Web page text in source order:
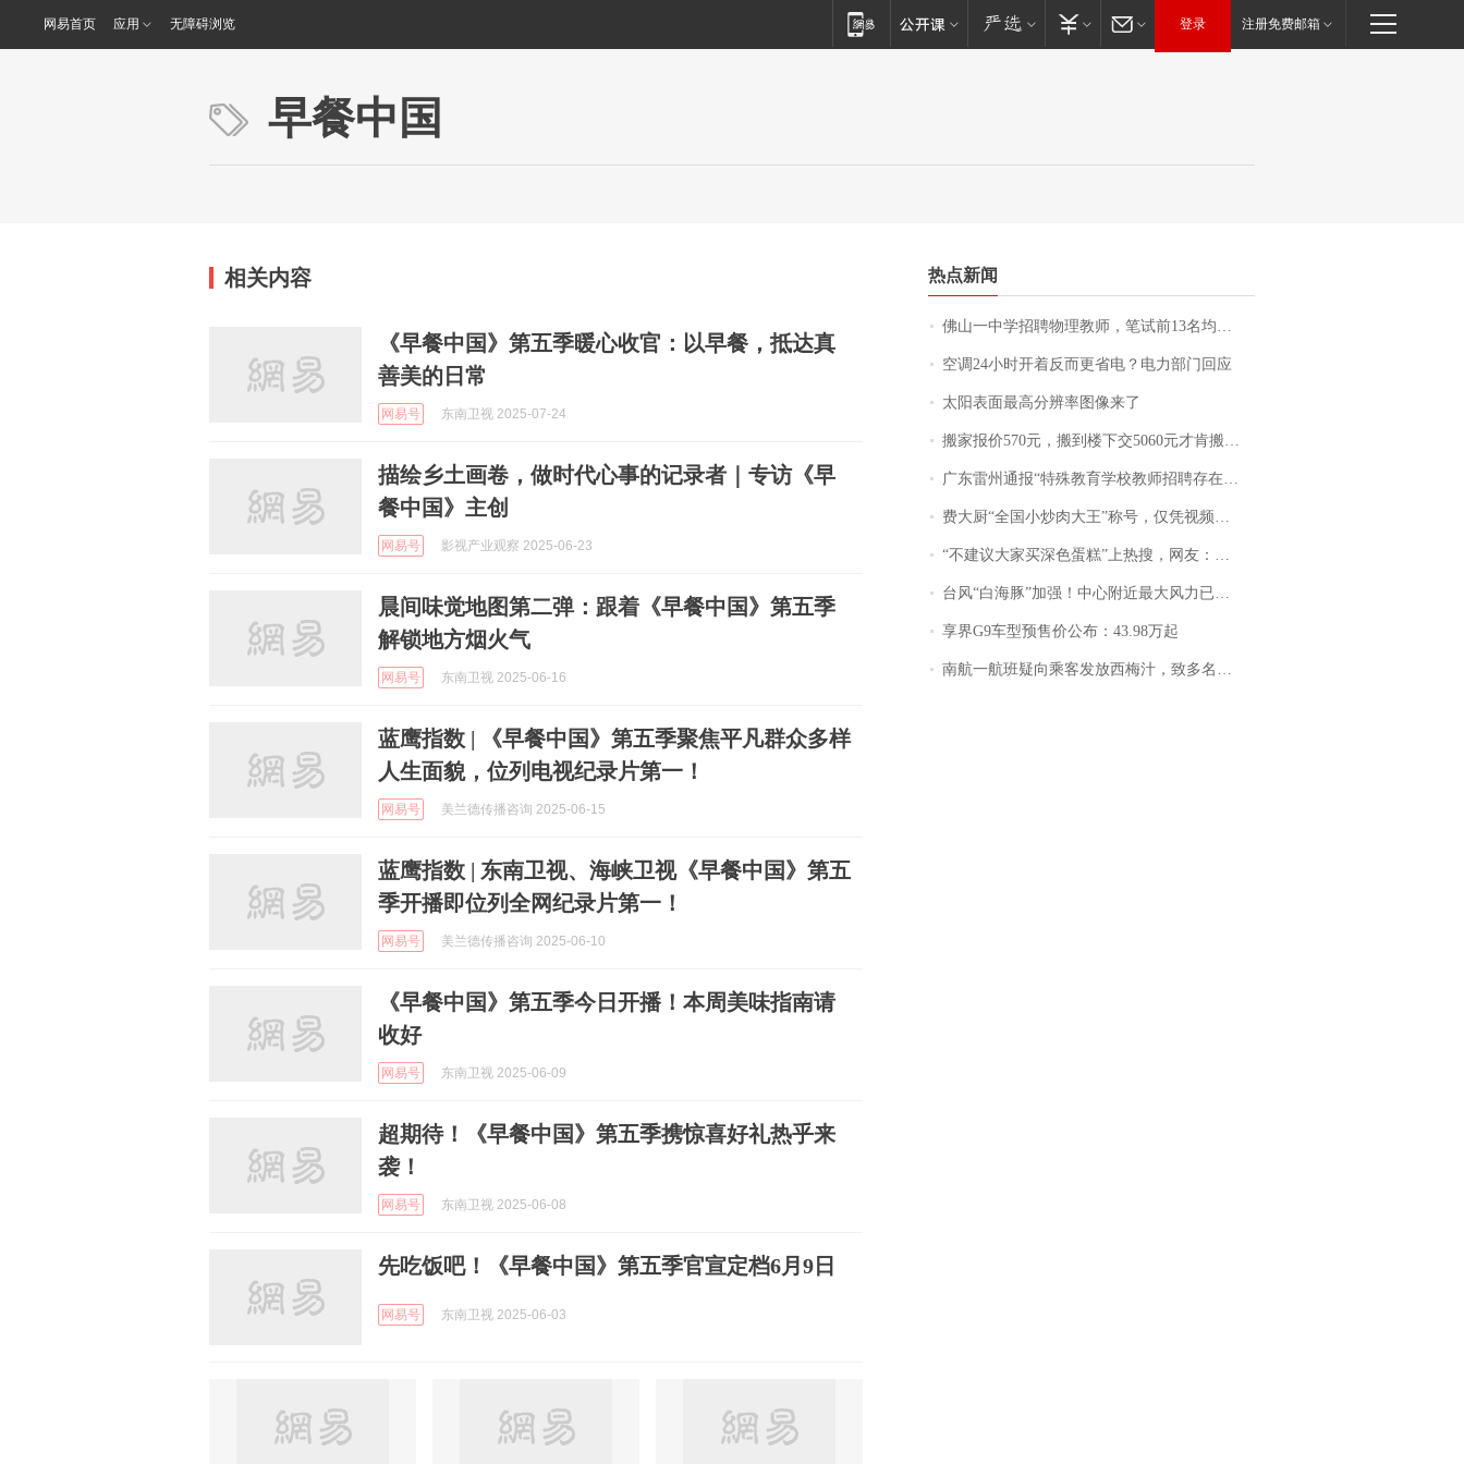
网易首页 应用 无障碍浏览 登录 注册免费邮箱
早餐中国
相关内容
《早餐中国》第五季暖心收官：以早餐，抵达真
善美的日常
网易号 东南卫视 2025-07-24
描绘乡土画卷，做时代心事的记录者｜专访《早
餐中国》主创
网易号 影视产业观察 2025-06-23
晨间味觉地图第二弹：跟着《早餐中国》第五季
解锁地方烟火气
网易号 东南卫视 2025-06-16
蓝鹰指数 | 《早餐中国》第五季聚焦平凡群众多样
人生面貌，位列电视纪录片第一！
网易号 美兰德传播咨询 2025-06-15
蓝鹰指数 | 东南卫视、海峡卫视《早餐中国》第五
季开播即位列全网纪录片第一！
网易号 美兰德传播咨询 2025-06-10
《早餐中国》第五季今日开播！本周美味指南请
收好
网易号 东南卫视 2025-06-09
超期待！《早餐中国》第五季携惊喜好礼热乎来
袭！
网易号 东南卫视 2025-06-08
先吃饭吧！《早餐中国》第五季官宣定档6月9日
网易号 东南卫视 2025-06-03
热点新闻
佛山一中学招聘物理教师，笔试前13名均遭淘汰？教育局：已叫停招聘，成立调查组全面核查
空调24小时开着反而更省电？电力部门回应
太阳表面最高分辨率图像来了
搬家报价570元，搬到楼下交5060元才肯搬上楼！女子傻眼了……
广东雷州通报“特殊教育学校教师招聘存在违规行为”：已启动问责程序 副校长被停职
费大厨“全国小炒肉大王”称号，仅凭视频评出？中国烹饪协会回应
“不建议大家买深色蛋糕”上热搜，网友：天塌了！
台风“白海豚”加强！中心附近最大风力已达15级 最新研判
享界G9车型预售价公布：43.98万起
南航一航班疑向乘客发放西梅汁，致多名乘客在飞行途中排队上厕所！乘客：机上100多人只有2个厕所；客服回应：并非每架飞机都会发放西梅汁